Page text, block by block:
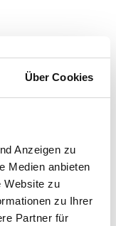
Über Cookies
Anzeigen zu
Medien anbieten
Website zu
zu Ihrer
Partner für